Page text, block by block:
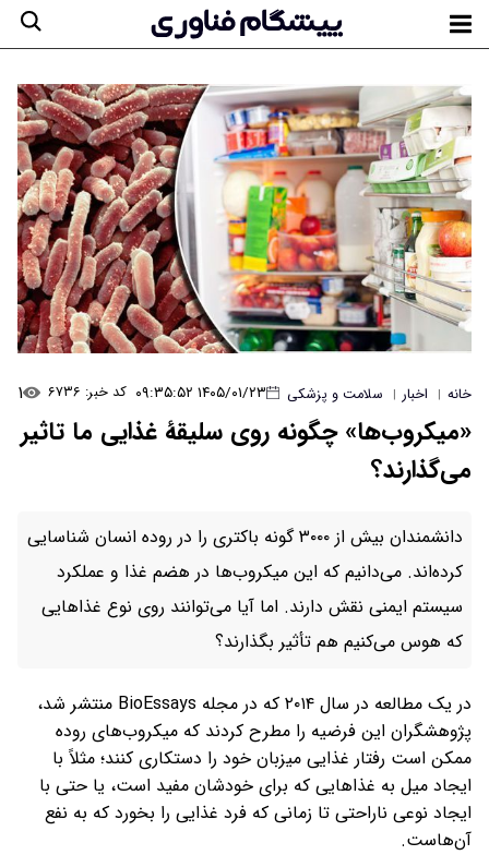
خانه | اخبار | سلامت و پزشکی ۱۴۰۵/۰۱/۲۳ ۰۹:۳۵:۵۲ کد خبر: ۶۷۳۶ ۱
«میکروب‌ها» چگونه روی سلیقۀ غذایی ما تاثیر
می‌گذارند؟
دانشمندان بیش از ۳۰۰۰ گونه باکتری را در روده انسان شناسایی
کرده‌اند. می‌دانیم که این میکروب‌ها در هضم غذا و عملکرد
سیستم ایمنی نقش دارند. اما آیا می‌توانند روی نوع غذاهایی
که هوس می‌کنیم هم تأثیر بگذارند؟
در یک مطالعه در سال ۲۰۱۴ که در مجله BioEssays منتشر شد،
پژوهشگران این فرضیه را مطرح کردند که میکروب‌های روده
ممکن است رفتار غذایی میزبان خود را دستکاری کنند؛ مثلاً با
ایجاد میل به غذاهایی که برای خودشان مفید است، یا حتی با
ایجاد نوعی ناراحتی تا زمانی که فرد غذایی را بخورد که به نفع
آن‌هاست.